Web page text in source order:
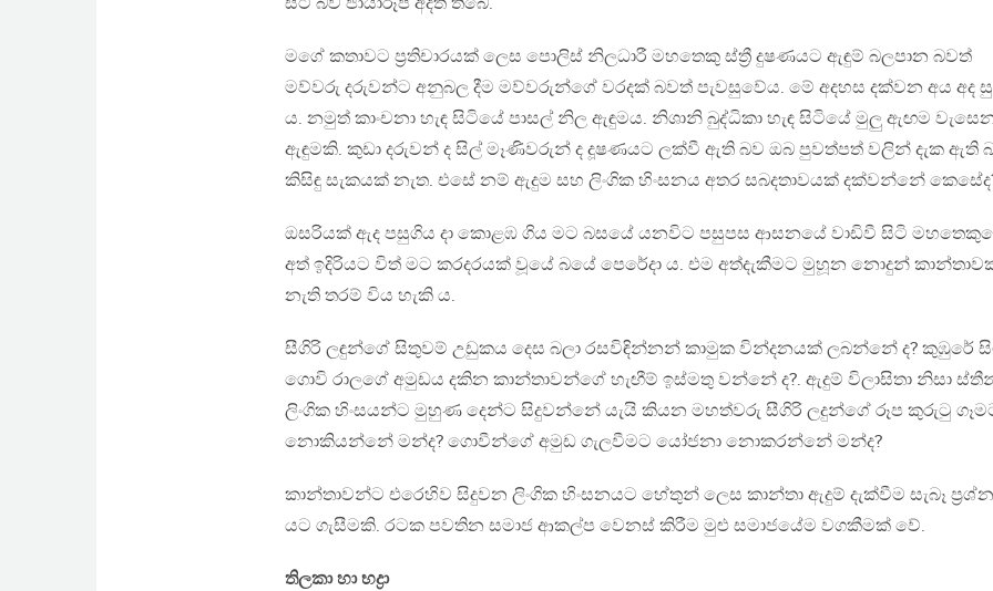
මගේ කතාවට ප්‍රතිචාරයක් ලෙස පොලිස් නිලධාරී මහතෙකු ස්ත්‍රී දුෂණයට ඇඳුම් බලපාන බවත්
මව්වරු දරුවන්ට අනුබල දීම මව්වරුන්ගේ වරදක් බවත් පැවසුවේය. මේ අදහස දක්වන අය අද
ය. නමුත් කාංචනා හැඳ සිටියේ පාසල් නිල ඇඳුමය. නිශානි බුද්ධිකා හැඳ සිටියේ මුලු ඇඟම
ඇඳුමකි. කුඩා දරුවන් ද සිල් මෑණිවරුන් ද දූෂණයට ලක්වී ඇති බව ඔබ පුවත්පත් වලින් දැක ඇති
කිසිඳු සැකයක් නැත. එසේ නම් ඇදුම සහ ලිංගික හිංසනය අතර සබදතාවයක් දක්වන්නේ
ඔසරියක් ඇද පසුගිය දා කොළඹ ගිය මට බසයේ යනවිට පසුපස ආසනයේ වාඩිවී සිටි
අත් ඉදිරියට විත් මට කරදරයක් වූයේ බයේ පෙරේදා ය. එම අත්දැකීමට මුහූන නොදුන්
නැති තරම් විය හැකි ය.
සීගිරි ලඳුන්ගේ සිතුවම් උඩුකය දෙස බලා රසවිඳින්නන් කාමුක වින්දනයක් ලබන්නේ ද? කුඹුරේ
ගොවි රාලගේ අමුඩය දකින කාන්තාවන්ගේ හැඟීම් ඉස්මතු වන්නේ ද?. ඇදුම් විලාසිතා නිසා
ලිංගික හිංසයන්ට මුහුණ දෙන්ට සිදුවන්නේ යැයි කියන මහත්වරු සීගිරි ලදුන්ගේ රූප කුරුටු
නොකියන්නේ මන්ද? ගොවීන්ගේ අමුඩ ගැලවීමට යෝජනා නොකරන්නේ මන්ද?
කාන්තාවන්ට එරෙහිව සිදුවන ලිංගික හිංසනයට හේතුන් ලෙස කාන්තා ඇදුම් දැක්වීම සැබෑ
යට ගැසීමකි. රටක පවතින සමාජ ආකල්ප වෙනස් කිරීම මුළු සමාජයේම වගකීමක් වේ.
තිලකා හා භද්‍රා